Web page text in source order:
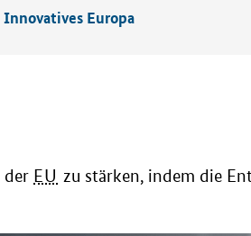
Innovatives Europa
der EU zu stärken, indem die